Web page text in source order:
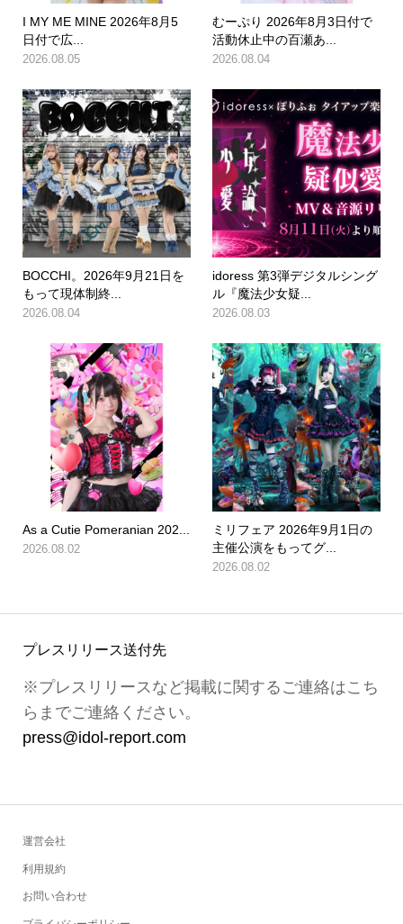
I MY ME MINE 2026年8月5
日付で広...
2026.08.05
むーぷり 2026年8月3日付で
活動休止中の百瀬あ...
2026.08.04
BOCCHI。2026年9月21日を
もって現体制終...
2026.08.04
idoress 第3弾デジタルシング
ル『魔法少女疑...
2026.08.03
As a Cutie Pomeranian 202...
2026.08.02
ミリフェア 2026年9月1日の
主催公演をもってグ...
2026.08.02
プレスリリース送付先
※プレスリリースなど掲載に関するご連絡はこち
らまでご連絡ください。
press@idol-report.com
運営会社
利用規約
お問い合わせ